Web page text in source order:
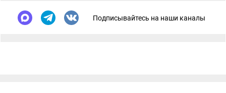
Подписывайтесь на наши каналы